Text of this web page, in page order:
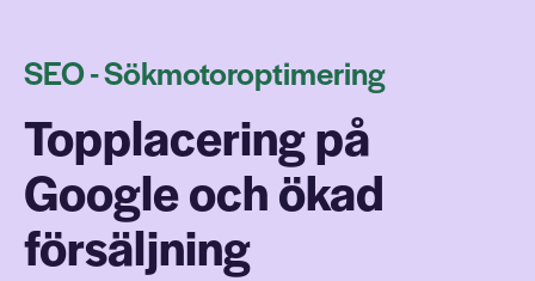
SEO - Sökmotoroptimering
Topplacering på
Google och ökad
försäljning